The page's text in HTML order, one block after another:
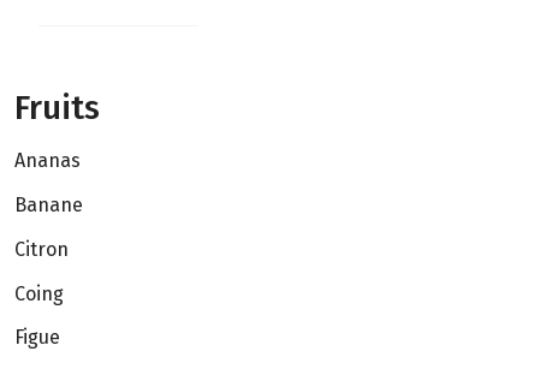
Fruits
Ananas
Banane
Citron
Coing
Figue